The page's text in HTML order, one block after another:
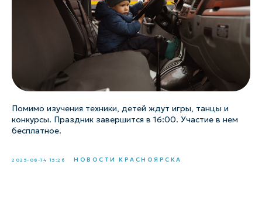
Помимо изучения техники, детей ждут игры, танцы и
конкурсы. Праздник завершится в 16:00. Участие в нем
бесплатное.
2025-08-14 15:26 НОВОСТИ КРАСНОЯРСКА